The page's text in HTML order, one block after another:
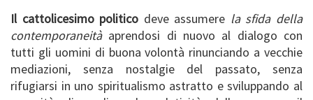
Il cattolicesimo politico deve assumere la sfida della
contemporaneità aprendosi di nuovo al dialogo con
tutti gli uomini di buona volontà rinunciando a vecchie
mediazioni, senza nostalgie del passato, senza
rifugiarsi in uno spiritualismo astratto e sviluppando al